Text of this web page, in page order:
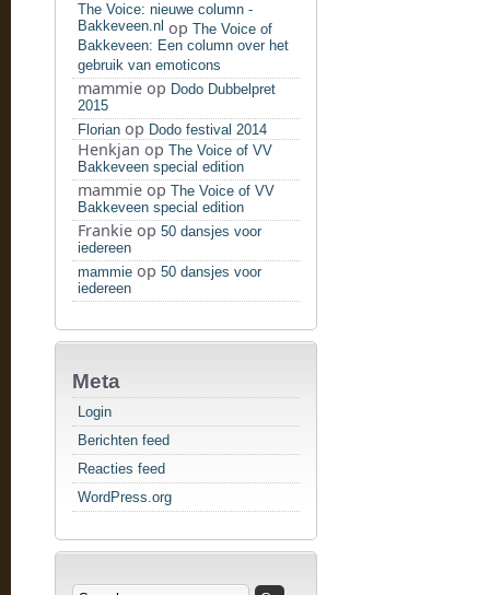
The Voice: nieuwe column -
Bakkeveen.nl op The Voice of
Bakkeveen: Een column over het
gebruik van emoticons
mammie op Dodo Dubbelpret
2015
Florian op Dodo festival 2014
Henkjan op The Voice of VV
Bakkeveen special edition
mammie op The Voice of VV
Bakkeveen special edition
Frankie op 50 dansjes voor
iedereen
mammie op 50 dansjes voor
iedereen
Meta
Login
Berichten feed
Reacties feed
WordPress.org